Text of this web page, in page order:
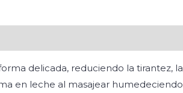
delicada, reduciendo la tirantez,
en leche al masajear